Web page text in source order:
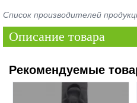
Список производителей
Описание товара
Рекомендуемые